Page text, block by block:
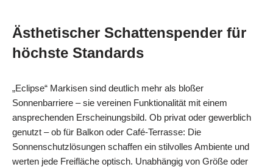
Ästhetischer Schattenspender für
höchste Standards
„Eclipse“ Markisen sind deutlich mehr als bloßer
Sonnenbarriere – sie vereinen Funktionalität mit einem
ansprechenden Erscheinungsbild. Ob privat oder gewerblich
genutzt – ob für Balkon oder Café-Terrasse: Die
Sonnenschutzlösungen schaffen ein stilvolles Ambiente und
werten jede Freifläche optisch. Unabhängig von Größe oder